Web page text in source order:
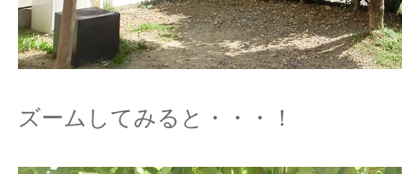
ズームしてみると・・・！